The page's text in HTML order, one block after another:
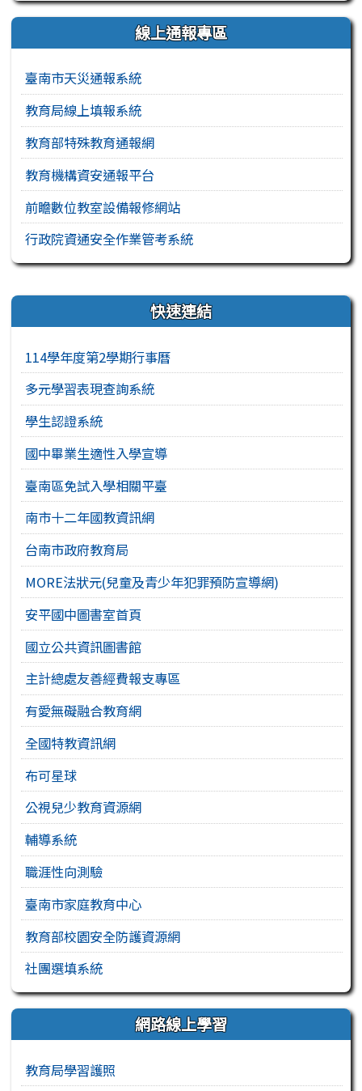
線上通報專區
臺南市天災通報系統
教育局線上填報系統
教育部特殊教育通報網
教育機構資安通報平台
前瞻數位教室設備報修網站
行政院資通安全作業管考系統
右邊區域內容 快速連結
114學年度第2學期行事曆
多元學習表現查詢系統
學生認證系統
國中畢業生適性入學宣導
臺南區免試入學相關平臺
南市十二年國教資訊網
台南市政府教育局
MORE法狀元(兒童及青少年犯罪預防宣導網)
安平國中圖書室首頁
國立公共資訊圖書館
主計總處友善經費報支專區
有愛無礙融合教育網
全國特教資訊網
布可星球
公視兒少教育資源網
輔導系統
職涯性向測驗
臺南市家庭教育中心
教育部校園安全防護資源網
社團選填系統
網路線上學習
教育局學習護照